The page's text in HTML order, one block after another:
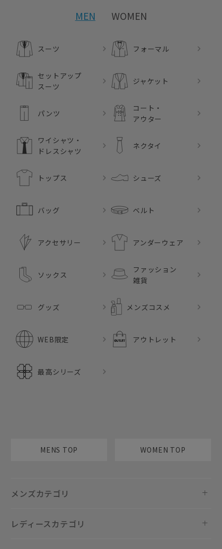
MEN WOMEN
スーツ フォーマル
セットアップ
スーツ
ジャケット
パンツ
コート・
アウター
ワイシャツ・
ドレスシャツ
ネクタイ
トップス シューズ
バッグ ベルト
アクセサリー アンダーウェア
ソックス
ファッション
雑貨
グッズ メンズコスメ
WEB限定 アウトレット
最高シリーズ
MENS TOP WOMEN TOP
メンズカテゴリ
レディースカテゴリ